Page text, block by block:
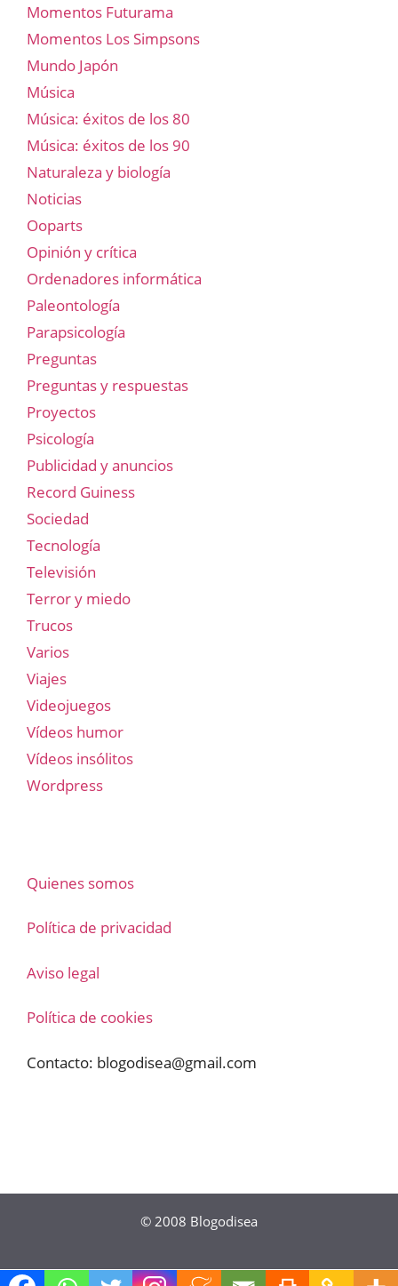
Momentos Futurama
Momentos Los Simpsons
Mundo Japón
Música
Música: éxitos de los 80
Música: éxitos de los 90
Naturaleza y biología
Noticias
Ooparts
Opinión y crítica
Ordenadores informática
Paleontología
Parapsicología
Preguntas
Preguntas y respuestas
Proyectos
Psicología
Publicidad y anuncios
Record Guiness
Sociedad
Tecnología
Televisión
Terror y miedo
Trucos
Varios
Viajes
Videojuegos
Vídeos humor
Vídeos insólitos
Wordpress
Quienes somos
Política de privacidad
Aviso legal
Política de cookies
Contacto: blogodisea@gmail.com
© 2008 Blogodisea